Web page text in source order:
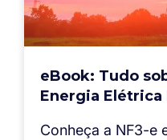
eBook: Tudo
Energia Elétrica
Conheça a NF3-e